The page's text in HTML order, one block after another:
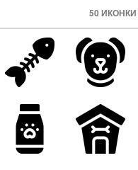
50 ИКОНКИ